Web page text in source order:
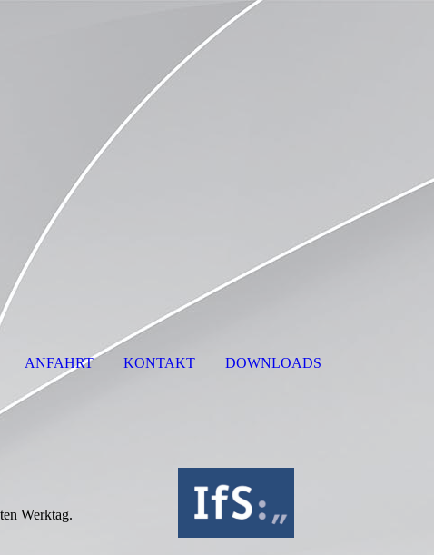
ANFAHRT KONTAKT DOWNLOADS
Werktag.